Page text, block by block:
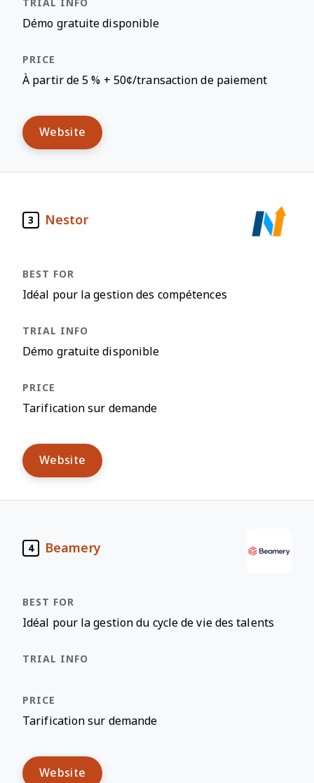
Démo gratuite disponible
À partir de 5 % + 50¢/transaction de paiement
Website
3 Nestor
Idéal pour la gestion des compétences
Démo gratuite disponible
Tarification sur demande
Website
4 Beamery
Idéal pour la gestion du cycle de vie des talents
Tarification sur demande
Website